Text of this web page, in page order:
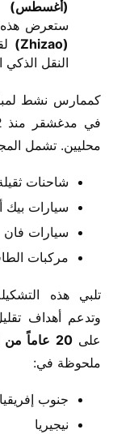
(أغسطس)​
ستعرض هذه
(Zhizao)​
النقل الذكي
محليين. تشمل
شاحنات
سيارات بيك
سيارات فان
مركبات
على ​​20 عاماً من الخبرة الإفريقية​
ملحوظة في:
جنوب إفريقيا
نيجيريا